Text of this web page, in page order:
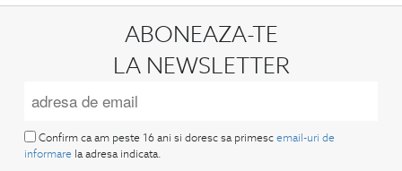
ABONEAZA-TE
LA NEWSLETTER
Confirm ca am peste 16 ani si doresc sa primesc email-uri de
informare la adresa indicata.